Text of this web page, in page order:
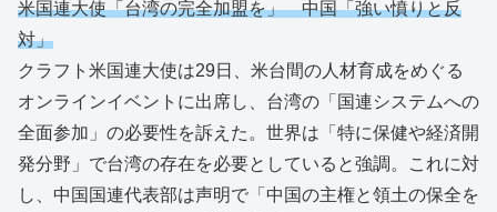
米国連大使「台湾の完全加盟を」 中国「強い憤りと反
対」
クラフト米国連大使は29日、米台間の人材育成をめぐる
オンラインイベントに出席し、台湾の「国連システムへの
全面参加」の必要性を訴えた。世界は「特に保健や経済開
発分野」で台湾の存在を必要としていると強調。これに対
し、中国国連代表部は声明で「中国の主権と領土の保全を